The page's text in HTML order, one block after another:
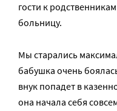
гости к
больницу.
Мы старались
бабушка очень
внук попадет в
она начала себя